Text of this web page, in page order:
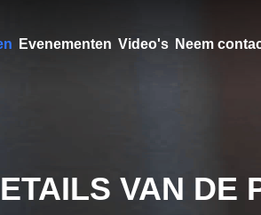
Evenementen Video's Neem
VAN DE